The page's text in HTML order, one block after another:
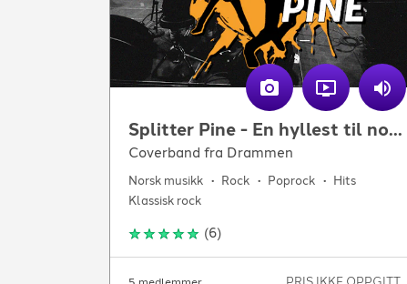
Splitter Pine - En hyllest til norsk pop og rock
Coverband fra Drammen
Norsk musikk Rock Poprock
Hits
Klassisk rock
(6)